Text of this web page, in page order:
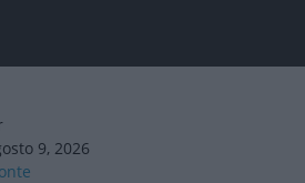
9, 2026